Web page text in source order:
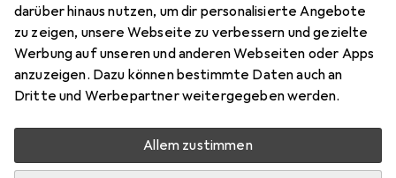
darüber hinaus nutzen, um dir personalisierte Angebote
zu zeigen, unsere Webseite zu verbessern und gezielte
Werbung auf unseren und anderen Webseiten oder Apps
anzuzeigen. Dazu können bestimmte Daten auch an
Dritte und Werbepartner weitergegeben werden.
Allem zustimmen